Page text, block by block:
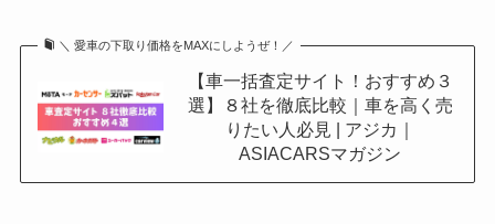
＼ 愛車の下取り価格をMAXにしようぜ！／
【車一括査定サイト！おすすめ３
選】８社を徹底比較｜車を高く売
りたい人必見 | アジカ｜
ASIACARSマガジン